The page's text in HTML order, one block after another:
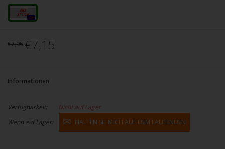
20mg
0x
€7,95 €7,15
Informationen
Verfügbarkeit:
Nicht auf Lager
Wenn auf Lager:
HALTEN SIE MICH AUF DEM LAUFENDEN